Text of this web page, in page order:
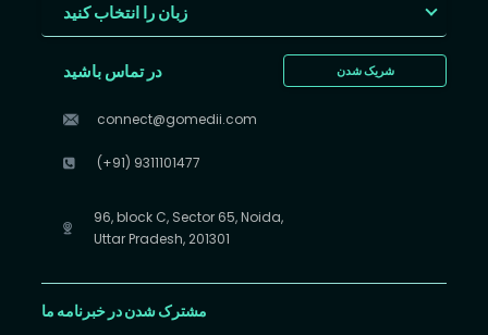
زبان را انتخاب کنید
شریک شدن در تماس باشید
connect@gomedii.com
(+91) 9311101477
96, block C, Sector 65, Noida,
Uttar Pradesh, 201301
مشترک شدن در خبرنامه ما